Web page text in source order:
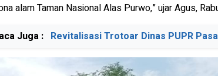
alam Taman Nasional Alas Purwo,” ujar Agus,
Juga : Revitalisasi Trotoar Dinas PUPR